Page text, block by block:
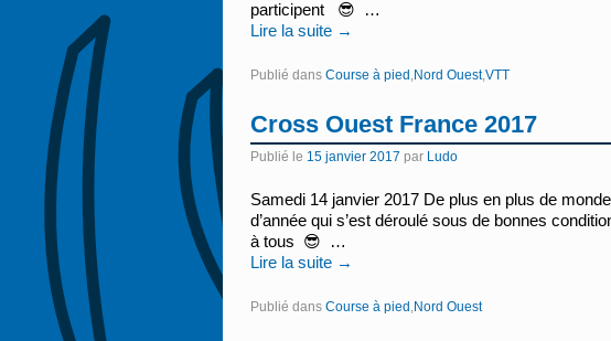
participent 😎 …
Lire la suite →
Publié dans Course à pied Nord Ouest,VTT
Cross Ouest France 2017
Publié le 15 janvier 2017 par Ludo
Samedi 14 janvier 2017 De plus en plus de
d’année qui s’est déroulé sous de bonnes
à tous 😎 …
Lire la suite →
Publié dans Course à pied Nord Ouest